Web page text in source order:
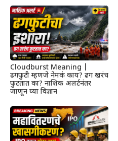
Cloudburst Meaning |
ढगफुटी म्हणजे नेमकं काय? ढग खरंच
फुटतात का? नाशिक अलर्टनंतर
जाणून घ्या विज्ञान